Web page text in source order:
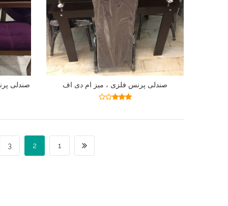
صندلی پرنس فلزی ، میز ام دی اف
از 5
اطلاعات بیشتر
صندلی
1
2
3